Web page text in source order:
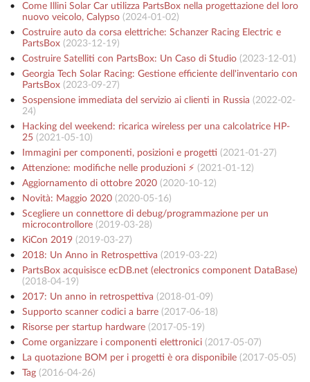
Come Illini Solar Car utilizza PartsBox nella progettazione del loro
nuovo veicolo, Calypso(2024-01-02)
Costruire auto da corsa elettriche: Schanzer Racing Electric e
PartsBox(2023-12-19)
Costruire Satelliti con PartsBox: Un Caso di Studio(2023-12-01 )
Georgia Tech Solar Racing: Gestione efficiente dell'inventario con
PartsBox(2023-09-27)
Sospensione immediata del servizio ai clienti in Russia (2022-02-
24)
Hacking del weekend: ricarica wireless per una calcolatrice HP-
25(2021-05-10)
Immagini per componenti, posizioni e progetti(2021-01-27)
Attenzione: modifiche nelle produzioni ⚡️ (2021-01-12)
Aggiornamento di ottobre 2020(2020-10-12)
Novità: Maggio 2020(2020-05-16)
Scegliere un connettore di debug/programmazione per un
microcontrollore(2019-03-28)
KiCon 2019(2019-03-27)
2018: Un Anno in Retrospettiva (2019-03-22)
PartsBox acquisisce ecDB.net (electronics component DataBase)
(2018-04-19)
2017: Un anno in retrospettiva (2018-01-09)
Supporto scanner codici a barre(2017-06-18)
Risorse per startup hardware(2017-05-19)
Come organizzare i componenti elettronici(2017-05-07)
La quotazione BOM per i progetti è ora disponibile(2017-05-05)
Tag(2016-04-26)